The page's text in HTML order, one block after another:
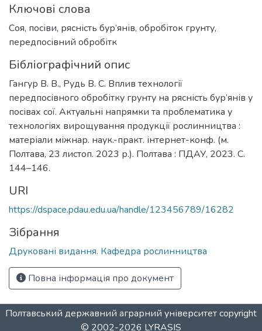
Ключові слова
Соя, посіви, рясність бур’янів, обробіток грунту,
передпосівний обробітк
Бібліографічний опис
Гангур В. В., Рудь В. С. Вплив технології
передпосівного обробітку грунту на рясність бур’янів у
посівах сої. Актуальні напрямки та проблематика у
технологіях вирощування продукції рослинництва :
матеріали міжнар. наук.-практ. інтернет-конф. (м.
Полтава, 23 листоп. 2023 р.). Полтава : ПДАУ, 2023. C.
144–146.
URI
https://dspace.pdau.edu.ua/handle/123456789/16282
Зібрання
Друковані видання. Кафедра рослинництва
Повна інформація про документ
Полтавський державний аграрний університетcopyright
© 2002-2026 LYRASIS